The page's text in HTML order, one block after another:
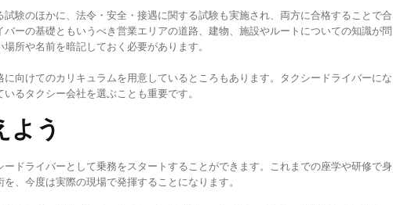
験のほかに、法令・安全・接遇に関する試験も実施され、両方に合格することで合
ーの基礎ともいうべき営業エリアの道路、建物、施設やルートについての知識が問
所や名前を暗記しておく必要があります。
向けてのカリキュラムを用意しているところもあります。タクシードライバーにな
るタクシー会社を選ぶことも重要です。
よう
ドライバーとして乗務をスタートすることができます。これまでの座学や研修で身
、今度は実際の現場で発揮することになります。